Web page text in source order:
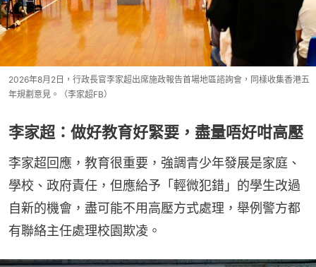
2026年8月2日，行政長官李家超出席施政報告首場地區諮詢會，同樣收集香港五
年規劃意見。（李家超FB）
李家超：做好教育好緊要，盡量唔好咁高壓
李家超回應，教育很重要，強調青少年發展是家庭、
學校、政府責任，但應給予「輕微犯錯」的學生改過
自新的機會，盡可能不用高壓方式處理，舉例警方都
有聯絡主任處理校園欺凌。